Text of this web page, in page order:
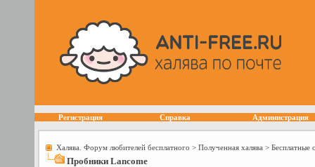
Регистрация Справка Администрация
Халява. Форум любителей бесплатного > Полученная халява > Бесплатные
Пробники Lancome